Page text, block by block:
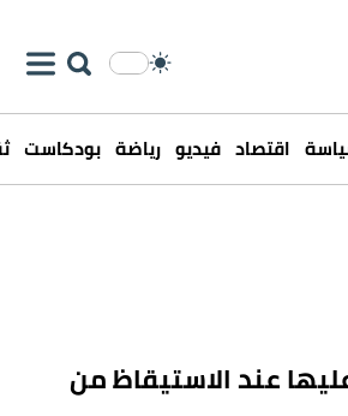
اقتصاد فيديو رياضة بودكاست
عند الاستيقاظ من